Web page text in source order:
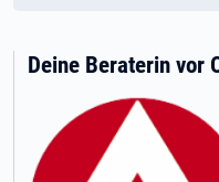
Deine Beraterin vor